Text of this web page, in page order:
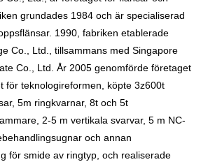
grundades 1984 och är specialiserad
1990, fabriken etablerade
Co., Ltd., tillsammans med Singapore
Co., Ltd. År 2005 genomförde företaget
för teknologireformen, köpte 3z600t
5m ringkvarnar, 8t och 5t
2-5 m vertikala svarvar, 5 m NC-
och annan
för smide av ringtyp, och realiserade